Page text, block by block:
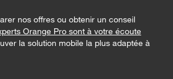
nos offres ou obtenir un conseil
Orange Pro sont à votre écoute
la solution mobile la plus adaptée à